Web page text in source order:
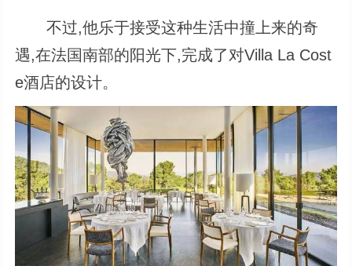
不过,他乐于接受这种生活中撞上来的奇
遇,在法国南部的阳光下,完成了对Villa La Cost
e酒店的设计。